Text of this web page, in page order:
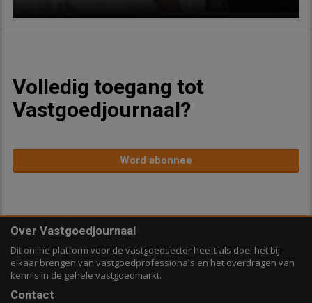
Volledig toegang tot
Vastgoedjournaal?
Word abonnee
Over Vastgoedjournaal
Dit online platform voor de vastgoedsector heeft als doel het bij
elkaar brengen van vastgoedprofessionals en het overdragen van
kennis in de gehele vastgoedmarkt.
Contact